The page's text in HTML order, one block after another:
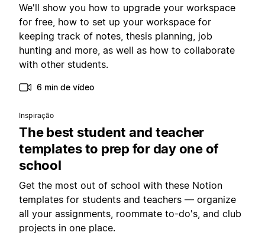
We'll show you how to upgrade your workspace
for free, how to set up your workspace for
keeping track of notes, thesis planning, job
hunting and more, as well as how to collaborate
with other students.
6 min de vídeo
Inspiração
The best student and teacher
templates to prep for day one of
school
Get the most out of school with these Notion
templates for students and teachers — organize
all your assignments, roommate to-do's, and club
projects in one place.